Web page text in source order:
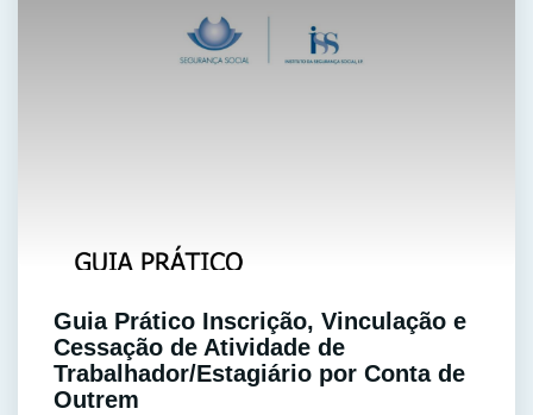
Guia Prático Inscrição, Vinculação e
Cessação de Atividade de
Trabalhador/Estagiário por Conta de
Outrem